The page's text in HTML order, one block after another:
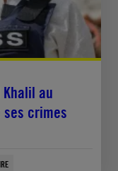
au
crimes